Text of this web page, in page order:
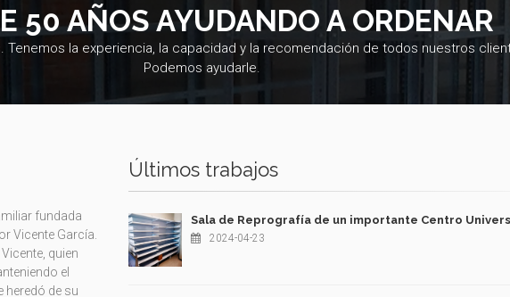
50 AÑOS AYUDANDO A ORDENAR
Tenemos la experiencia, la capacidad y la recomendación de todos nuestros
Podemos ayudarle.
fundada
Vicente García.
quien
el
heredó de su
Últimos trabajos
Sala de Reprografía de un importante Centro
2024-04-23